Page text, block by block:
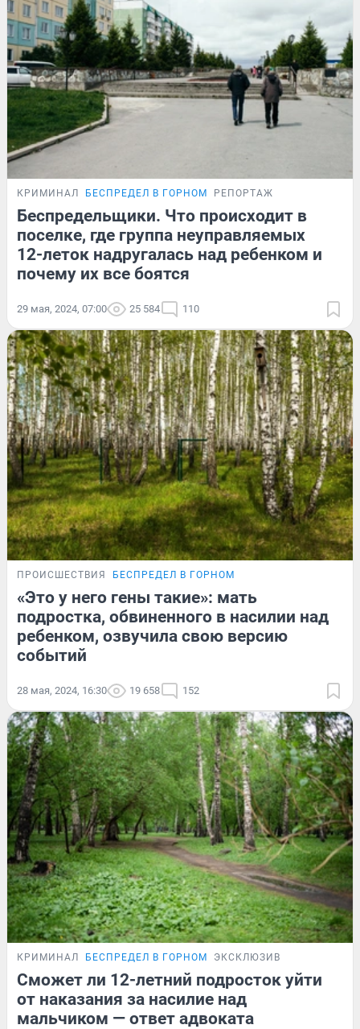
КРИМИНАЛ БЕСПРЕДЕЛ В ГОРНОМ РЕПОРТАЖ
Беспредельщики. Что происходит в
поселке, где группа неуправляемых
12-леток надругалась над ребенком и
почему их все боятся
29 мая, 2024, 07:00 25 584 110
ПРОИСШЕСТВИЯ БЕСПРЕДЕЛ В ГОРНОМ
«Это у него гены такие»: мать
подростка, обвиненного в насилии над
ребенком, озвучила свою версию
событий
28 мая, 2024, 16:30 19 658 152
КРИМИНАЛ БЕСПРЕДЕЛ В ГОРНОМ ЭКСКЛЮЗИВ
Сможет ли 12-летний подросток уйти
от наказания за насилие над
мальчиком — ответ адвоката